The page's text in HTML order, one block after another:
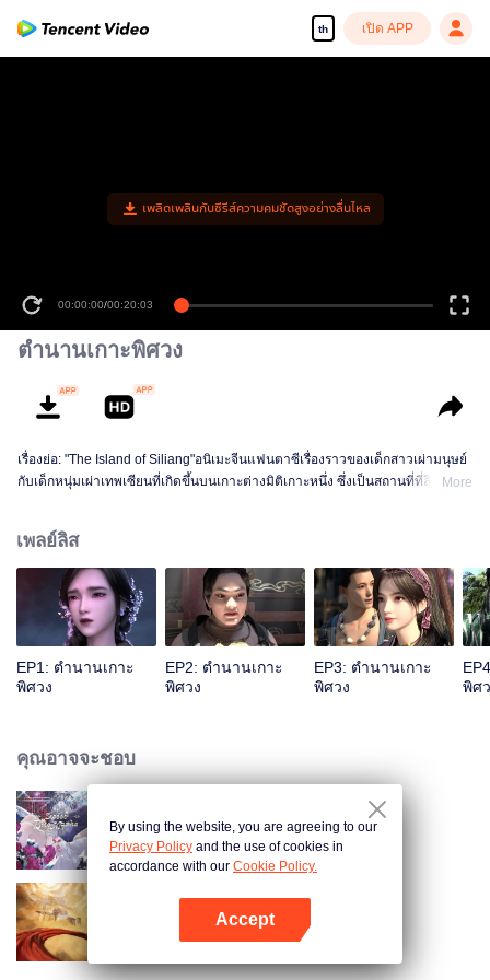
th เปิด APP
เพลิดเพลินกับซีรีส์ความคมชัดสูงอย่างลื่นไหล
00:00:00/00:20:03
ตำนานเกาะพิศวง
เรื่องย่อ: "The Island of Siliang"อนิเมะจีนแฟนตาซีเรื่องราวของเด็กสาวเผ่ามนุษย์
กับเด็กหนุ่มเผ่าเทพเซียนที่เกิดขึ้นบนเกาะต่างมิติเกาะหนึ่ง ซึ่งเป็นสถานที่ที่ลึกลับMore
เพลย์ลิส
EP1: ตำนานเกาะ
พิศวง
EP2: ตำนานเกาะ
พิศวง
EP3: ตำนานเกาะ
พิศวง
พิศ
คุณอาจจะชอบ
รอยกัดนี้หวานนัก
ศึกพิชิตสวรรค์
By using the website, you are agreeing to our
Privacy Policy and the use of cookies in
accordance with our Cookie Policy.
Accept